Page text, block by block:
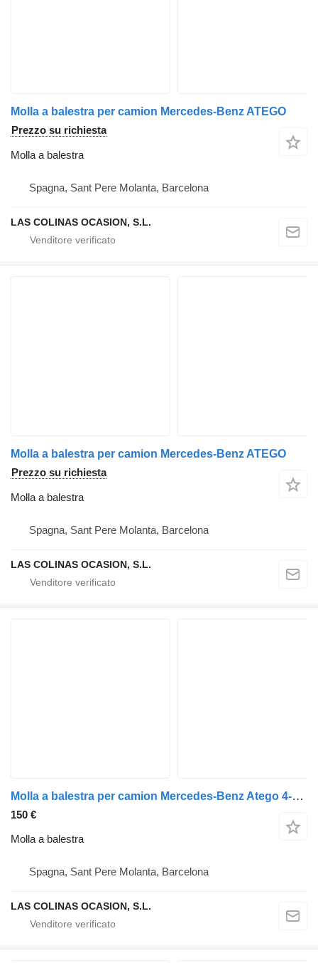
Molla a balestra per camion Mercedes-Benz ATEGO
Prezzo su richiesta
Molla a balestra
Spagna, Sant Pere Molanta, Barcelona
LAS COLINAS OCASION, S.L.
Molla a balestra per camion Mercedes-Benz ATEGO
Prezzo su richiesta
Molla a balestra
Spagna, Sant Pere Molanta, Barcelona
LAS COLINAS OCASION, S.L.
Molla a balestra per camion Mercedes-Benz Atego 4-Cil. 4x2 BM 970/2/5/6 (1994->)
150 €
Molla a balestra
Spagna, Sant Pere Molanta, Barcelona
LAS COLINAS OCASION, S.L.